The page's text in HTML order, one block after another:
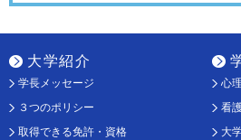
大学紹介
学長メッセージ
３つのポリシー
取得できる免許・資格
心
看
大